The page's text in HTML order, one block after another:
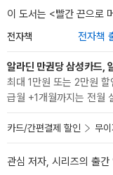
이 도서는 <빨간 끈으로
전자책 전자책
알라딘 만권당 삼성카드,
최대 1만원 또는 2만원
급월 +1개월까지는 전월
카드/간편결제 할인 무
관심 저자, 시리즈의 출